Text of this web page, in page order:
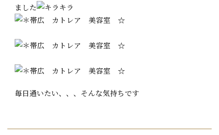
ました
毎日通いたい、、、そんな気持ちです